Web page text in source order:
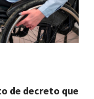
de decreto que